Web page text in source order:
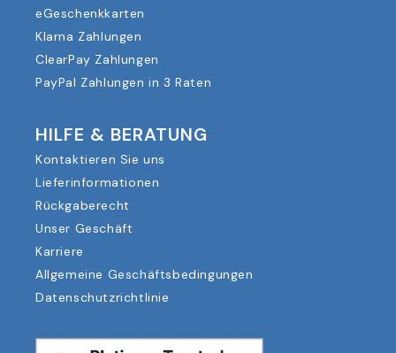
eGeschenkkarten
Klarna Zahlungen
ClearPay Zahlungen
PayPal Zahlungen in 3 Raten
HILFE & BERATUNG
Kontaktieren Sie uns
Lieferinformationen
Rückgaberecht
Unser Geschäft
Karriere
Allgemeine Geschäftsbedingungen
Datenschutzrichtlinie